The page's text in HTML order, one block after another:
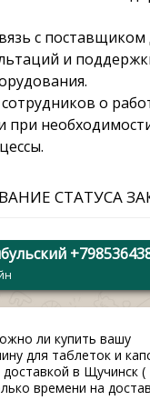
с поставщиком
и
о
при
СТАТУСА
статус
Груз уже в
самовывоз
для порошков CX-
размер ?
мм,
груз, сообщите.
ли купить вашу
для таблеток и
в Щучинск (
времени на